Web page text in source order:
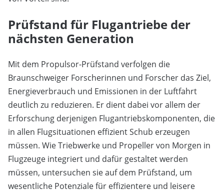
Prüfstand für Flugantriebe der
nächsten Generation
Mit dem Propulsor-Prüfstand verfolgen die
Braunschweiger Forscherinnen und Forscher das Ziel,
Energieverbrauch und Emissionen in der Luftfahrt
deutlich zu reduzieren. Er dient dabei vor allem der
Erforschung derjenigen Flugantriebskomponenten, die
in allen Flugsituationen effizient Schub erzeugen
müssen. Wie Triebwerke und Propeller von Morgen in
Flugzeuge integriert und dafür gestaltet werden
müssen, untersuchen sie auf dem Prüfstand, um
wesentliche Potenziale für effizientere und leisere